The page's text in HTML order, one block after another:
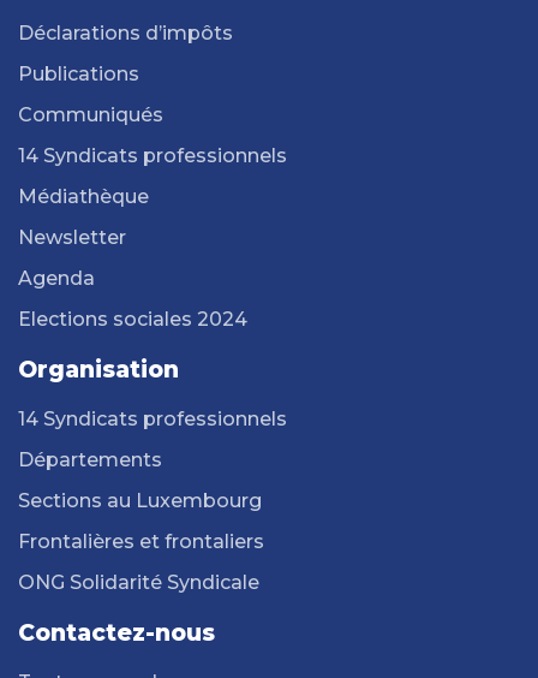
Déclarations d’impôts
Publications
Communiqués
14 Syndicats professionnels
Médiathèque
Newsletter
Agenda
Elections sociales 2024
Organisation
14 Syndicats professionnels
Départements
Sections au Luxembourg
Frontalières et frontaliers
ONG Solidarité Syndicale
Contactez-nous